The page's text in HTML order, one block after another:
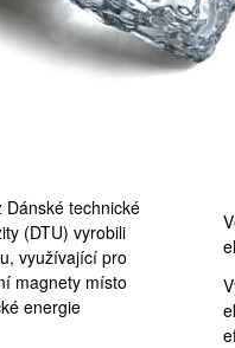
Dánské technické
(DTU) vyrobili
využívající pro
magnety místo
energie